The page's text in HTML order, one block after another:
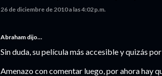
26 de diciembre de 2010 a las 4:02 p.m.
Abraham dijo…
Sin duda, su película más accesible y quizás
Amenazo con comentar luego, por ahora hay